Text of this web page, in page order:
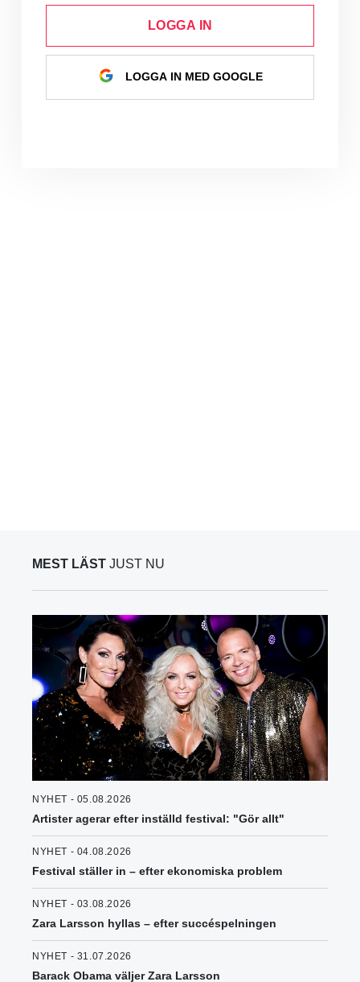
LOGGA IN
LOGGA IN MED GOOGLE
MEST LÄST JUST NU
NYHET - 05.08.2026
Artister agerar efter inställd festival: "Gör allt"
NYHET - 04.08.2026
Festival ställer in – efter ekonomiska problem
NYHET - 03.08.2026
Zara Larsson hyllas – efter succéspelningen
NYHET - 31.07.2026
Barack Obama väljer Zara Larsson